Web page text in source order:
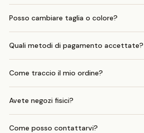
Posso cambiare taglia o colore?
Quali metodi di pagamento accettate?
Come traccio il mio ordine?
Avete negozi fisici?
Come posso contattarvi?